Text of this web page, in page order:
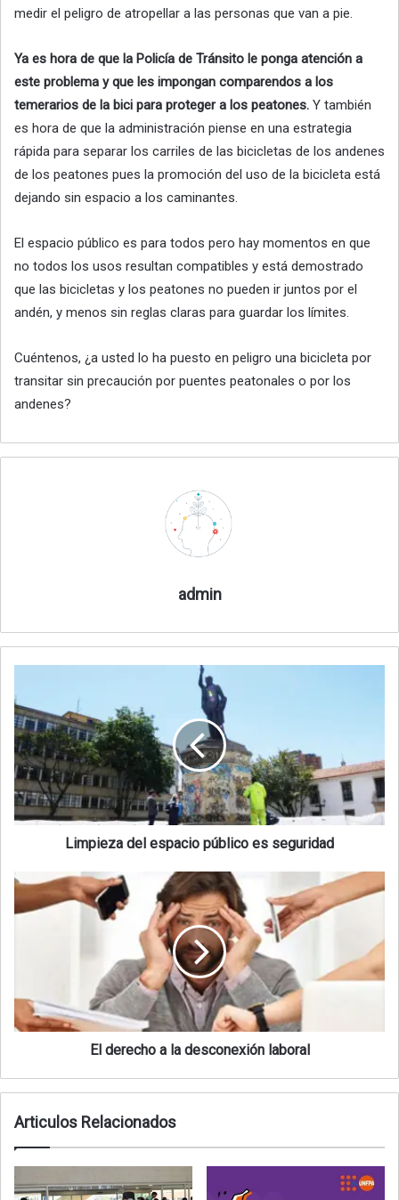
medir el peligro de atropellar a las personas que van a pie.
Ya es hora de que la Policía de Tránsito le ponga atención a
este problema y que les impongan comparendos a los
temerarios de la bici para proteger a los peatones. Y también
es hora de que la administración piense en una estrategia
rápida para separar los carriles de las bicicletas de los andenes
de los peatones pues la promoción del uso de la bicicleta está
dejando sin espacio a los caminantes.
El espacio público es para todos pero hay momentos en que
no todos los usos resultan compatibles y está demostrado
que las bicicletas y los peatones no pueden ir juntos por el
andén, y menos sin reglas claras para guardar los límites.
Cuéntenos, ¿a usted lo ha puesto en peligro una bicicleta por
transitar sin precaución por puentes peatonales o por los
andenes?
admin
Limpieza del espacio público es seguridad
El derecho a la desconexión laboral
Articulos Relacionados